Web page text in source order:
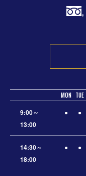
MON TUE
9:00～
13:00
● ●
14:30～
18:00
● ●